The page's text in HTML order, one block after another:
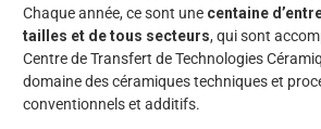
Chaque année, ce sont une centaine
tailles et de tous secteurs, qui sont
Centre de Transfert de Technologies
domaine des céramiques techniques et
conventionnels et additifs.